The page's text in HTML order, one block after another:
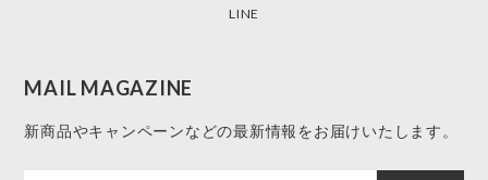
LINE
MAIL MAGAZINE
新商品やキャンペーンなどの最新情報をお届けいたします。